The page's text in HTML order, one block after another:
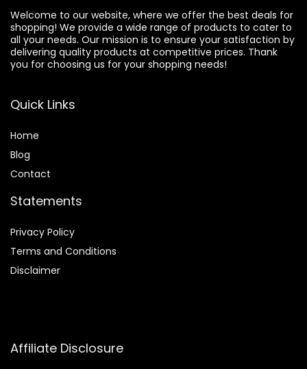
Welcome to our website, where we offer the best deals for
shopping! We provide a wide range of products to cater to
all your needs. Our mission is to ensure your satisfaction by
delivering quality products at competitive prices. Thank
you for choosing us for your shopping needs!
Quick Links
Home
Blog
Contact
Statements
Privacy Policy
Terms and Conditions
Disclaimer
Affiliate Disclosure